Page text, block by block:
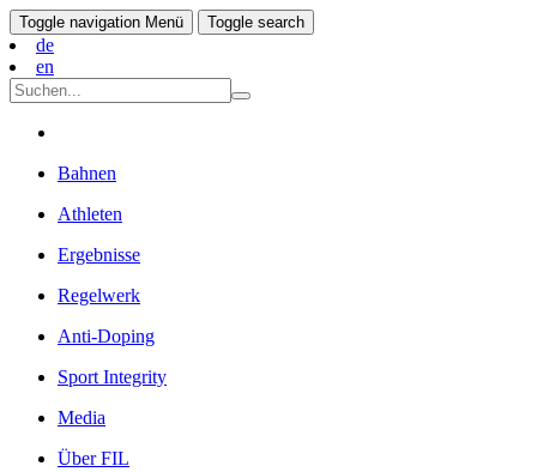
Toggle navigation Menü Toggle search
de
en
Bahnen
Athleten
Ergebnisse
Regelwerk
Anti-Doping
Sport Integrity
Media
Über FIL